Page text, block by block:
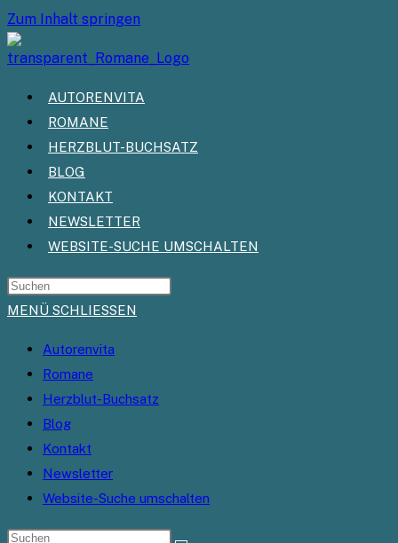
Zum Inhalt springen
AUTORENVITA
ROMANE
HERZBLUT-BUCHSATZ
BLOG
KONTAKT
NEWSLETTER
WEBSITE-SUCHE UMSCHALTEN
MENÜ SCHLIESSEN
Autorenvita
Romane
Herzblut-Buchsatz
Blog
Kontakt
Newsletter
Website-Suche umschalten